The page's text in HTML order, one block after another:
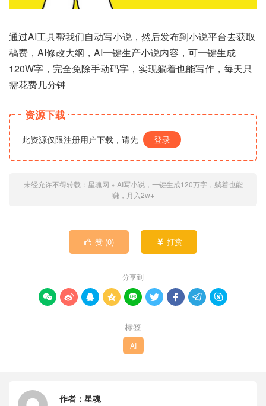
通过AI工具帮我们自动写小说，然后发布到小说平台去获取
稿费，AI修改大纲，AI一键生产小说内容，可一键生成
120W字，完全免除手动码字，实现躺着也能写作，每天只
需花费几分钟
资源下载
此资源仅限注册用户下载，请先 登录
未经允许不得转载： 星魂网 » AI写小说，一键生成120万字，躺着也能
赚，月入2w+
 赞 (0)  打赏
分享到
        
标签
AI
作者： 星魂